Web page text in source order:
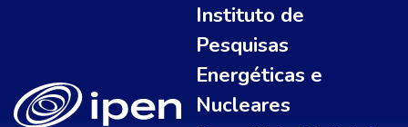
Instituto de
Pesquisas
Energéticas e
Nucleares